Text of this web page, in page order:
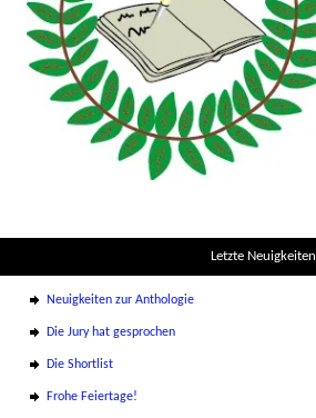
Letzte Neuigkeiten
Neuigkeiten zur Anthologie
Die Jury hat gesprochen
Die Shortlist
Frohe Feiertage!